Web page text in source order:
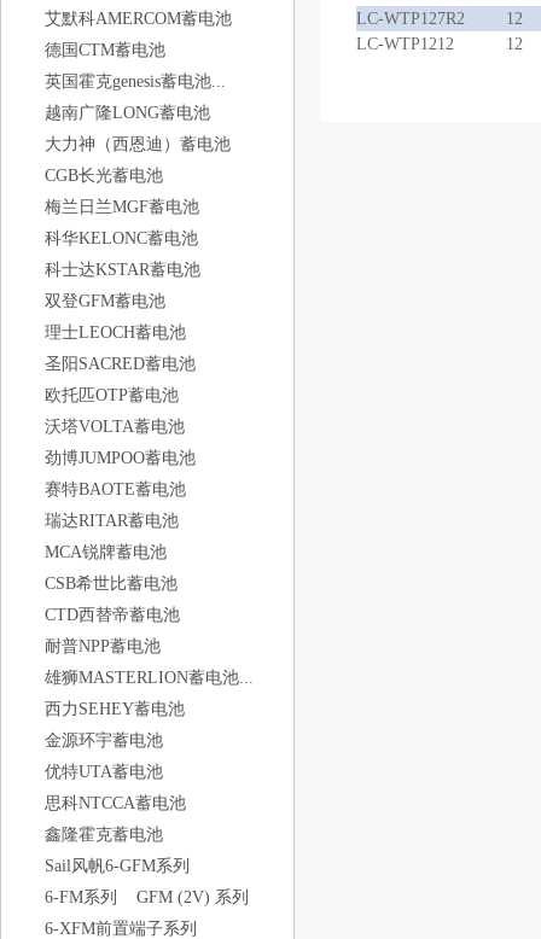
艾默科AMERCOM蓄电池
德国CTM蓄电池
英国霍克genesis蓄电池...
越南广隆LONG蓄电池
大力神（西恩迪）蓄电池
CGB长光蓄电池
梅兰日兰MGF蓄电池
科华KELONC蓄电池
科士达KSTAR蓄电池
双登GFM蓄电池
理士LEOCH蓄电池
圣阳SACRED蓄电池
欧托匹OTP蓄电池
沃塔VOLTA蓄电池
劲博JUMPOO蓄电池
赛特BAOTE蓄电池
瑞达RITAR蓄电池
MCA锐牌蓄电池
CSB希世比蓄电池
CTD西替帝蓄电池
耐普NPP蓄电池
雄狮MASTERLION蓄电池...
西力SEHEY蓄电池
金源环宇蓄电池
优特UTA蓄电池
思科NTCCA蓄电池
鑫隆霍克蓄电池
Sail风帆6-GFM系列
6-FM系列
GFM (2V) 系列
6-XFM前置端子系列
LC-WTP127R2
12
LC-WTP1212
12